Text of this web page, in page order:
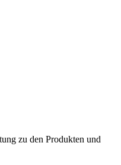
zu den Produkten und